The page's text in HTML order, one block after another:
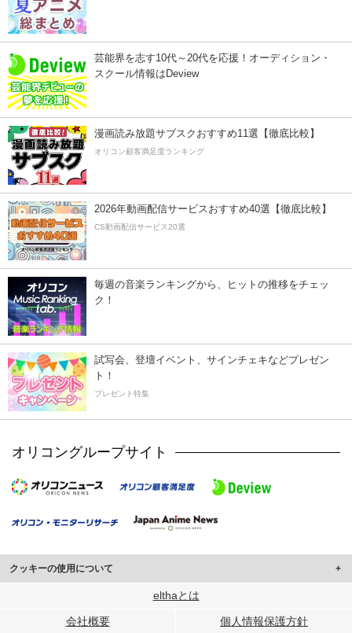
芸能界を志す10代～20代を応援！オーディション・
スクール情報はDeview
漫画読み放題サブスクおすすめ11選【徹底比較】
オリコン顧客満足度ランキング
2026年動画配信サービスおすすめ40選【徹底比較】
CS動画配信サービス20選
毎週の音楽ランキングから、ヒットの推移をチェッ
ク！
試写会、登壇イベント、サインチェキなどプレゼン
ト！
プレゼント特集
オリコングループサイト
クッキーの使用について
このサイトでは Cookie を使用して、ユーザーに合わせたコンテンツや広告の
行っています。
elthaとは
会社概要 個人情報保護方針